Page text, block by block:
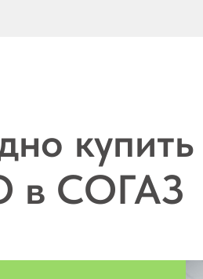
купить
в СОГАЗ